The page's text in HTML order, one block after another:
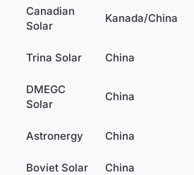
Canadian
Solar
Kanada/China
Trina Solar China
DMEGC
Solar
China
Astronergy China
Boviet Solar China